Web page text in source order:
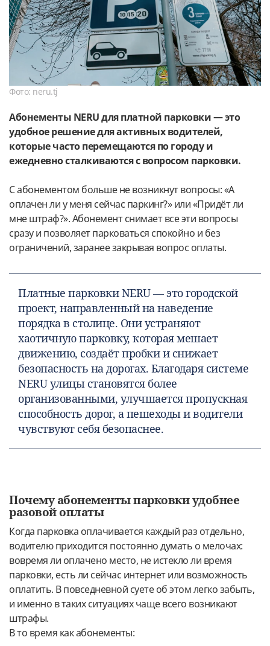
Фото: neru.tj
Абонементы NERU для платной парковки — это
удобное решение для активных водителей,
которые часто перемещаются по городу и
ежедневно сталкиваются с вопросом парковки.
С абонементом больше не возникнут вопросы: «А
оплачен ли у меня сейчас паркинг?» или «Придёт ли
мне штраф?». Абонемент снимает все эти вопросы
сразу и позволяет парковаться спокойно и без
ограничений, заранее закрывая вопрос оплаты.
Платные парковки NERU — это городской
проект, направленный на наведение
порядка в столице. Они устраняют
хаотичную парковку, которая мешает
движению, создаёт пробки и снижает
безопасность на дорогах. Благодаря системе
NERU улицы становятся более
организованными, улучшается пропускная
способность дорог, а пешеходы и водители
чувствуют себя безопаснее.
Почему абонементы парковки удобнее
разовой оплаты
Когда парковка оплачивается каждый раз отдельно,
водителю приходится постоянно думать о мелочах:
вовремя ли оплачено место, не истекло ли время
парковки, есть ли сейчас интернет или возможность
оплатить. В повседневной суете об этом легко забыть,
и именно в таких ситуациях чаще всего возникают
штрафы.
В то время как абонементы: